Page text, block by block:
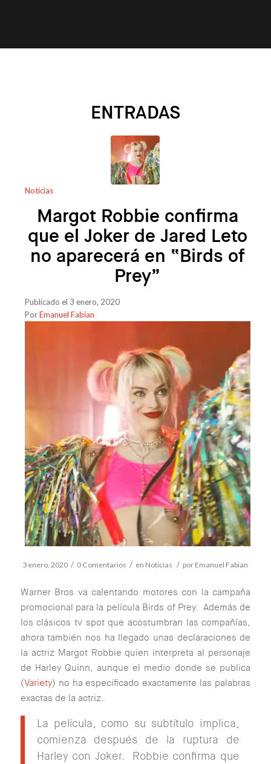
ENTRADAS
Noticias
Margot Robbie confirma
que el Joker de Jared Leto
no aparecerá en “Birds of
Prey”
Publicado el 3 enero, 2020
PorEmanuel Fabian
3 enero, 2020 / 0 Comentarios / en Noticias / por Emanuel Fabian
Warner Bros va calentando motores con la campaña
promocional para la película Birds of Prey. Además de
los clásicos tv spot que acostumbran las compañías,
ahora también nos ha llegado unas declaraciones de
la actriz Margot Robbie quien interpreta al personaje
de Harley Quinn, aunque el medio donde se publica
(Variety) no ha especificado exactamente las palabras
exactas de la actriz.
La película, como su subtítulo implica,
comienza después de la ruptura de
Harley con Joker. Robbie confirma que